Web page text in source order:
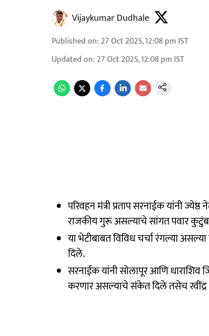
Vijaykumar Dudhale
Published on: 27 Oct 2025, 12:08 pm IST
Updated on: 27 Oct 2025, 12:08 pm IST
परिवहन मंत्री प्रताप सरनाईक यांनी
राजकीय गुरू असल्याचे सांगत पवार
या भेटीबाबत विविध चर्चा रंगल्या
दिले.
सरनाईक यांनी सोलापूर आणि
करणार असल्याचे संकेत दिले तसेच रवींद्र